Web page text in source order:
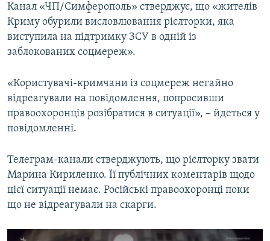
Канал «ЧП/Симферополь» стверджує, що «жителів
Криму обурили висловлювання рієлторки, яка
виступила на підтримку ЗСУ в одній із
заблокованих соцмереж».
«Користувачі-кримчани із соцмереж негайно
відреагували на повідомлення, попросивши
правоохоронців розібратися в ситуації», – йдеться у
повідомленні.
Телеграм-канали стверджують, що рієлторку звати
Марина Кириленко. Її публічних коментарів щодо
цієї ситуації немає. Російські правоохоронці поки
що не відреагували на скарги.